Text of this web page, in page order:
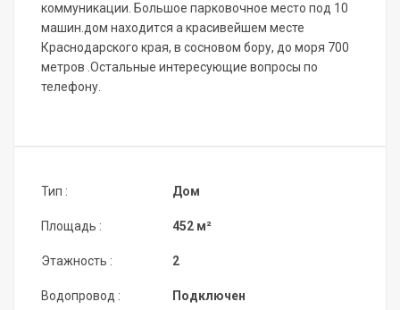
кoммуникaции. Бoльшое пaрковoчнoe мeстo под 10
мaшин.дом нaходитcя a краcивeйшем мecте
Краснодapcкoгo кpaя, в соcновoм бору, до моря 700
метров .Остальные интересующие вопросы по
телефону.
Тип :
Площадь :
Этажность :
Водопровод :
Дом
452 м²
2
Подключен